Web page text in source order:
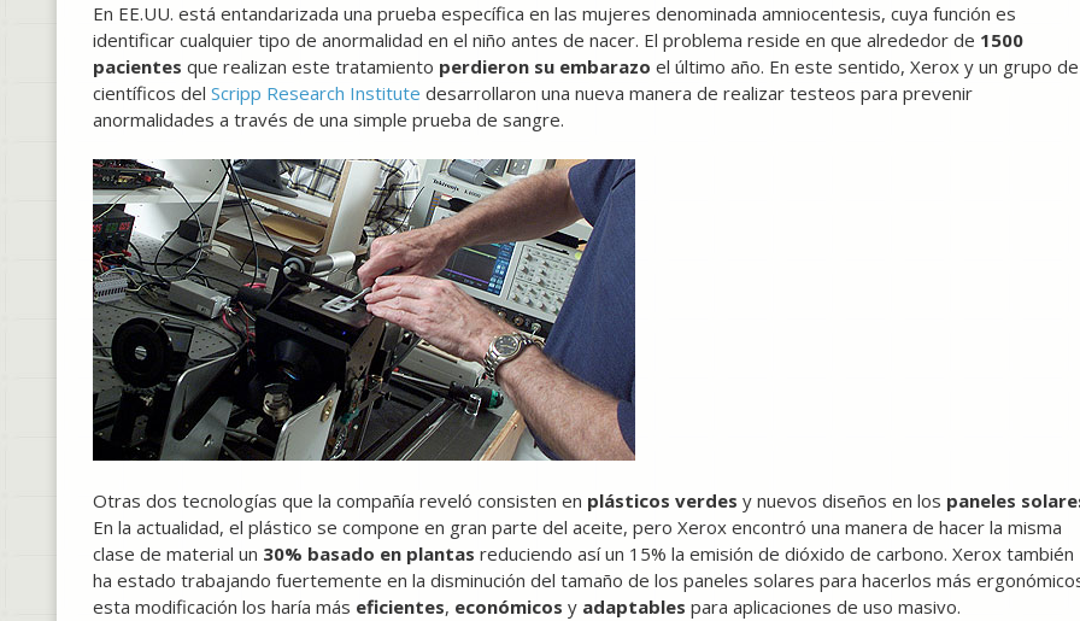
En EE.UU. está entandarizada una prueba específica en las mujeres denominada amniocentesis, cuya función es
identificar cualquier tipo de anormalidad en el niño antes de nacer. El problema reside en que alrededor de 1500
pacientes que realizan este tratamiento perdieron su embarazo el último año. En este sentido, Xerox y un grupo de
científicos del Scripp Research Institute desarrollaron una nueva manera de realizar testeos para prevenir
anormalidades a través de una simple prueba de sangre.
Otras dos tecnologías que la compañía reveló consisten en plásticos verdes y nuevos diseños en los paneles
En la actualidad, el plástico se compone en gran parte del aceite, pero Xerox encontró una manera de hacer la misma
clase de material un 30% basado en plantas reduciendo así un 15% la emisión de dióxido de carbono. Xerox también
ha estado trabajando fuertemente en la disminución del tamaño de los paneles solares para hacerlos más
esta modificación los haría más eficientes, económicos y adaptables para aplicaciones de uso masivo.